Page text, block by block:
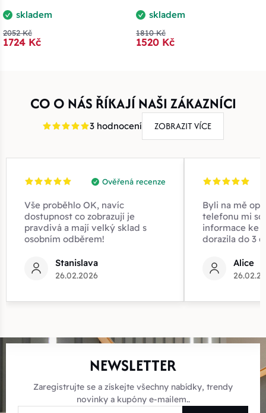
skladem
2052 Kč
1724 Kč
skladem
1810 Kč
1520 Kč
CO O NÁS ŘÍKAJÍ NAŠI ZÁKAZNÍCI
3 hodnocení ZOBRAZIT VÍCE
Ověřená recenze
Vše proběhlo OK, navíc
dostupnost co zobrazují je
pravdivá a mají velký sklad s
osobním odběrem!
Stanislava
26.02.2026
Byli na mě
telefonu mi
informace ke
dorazila do 3
Alice
NEWSLETTER
Zaregistrujte se a získejte všechny nabídky, trendy
novinky a kupóny e-mailem..